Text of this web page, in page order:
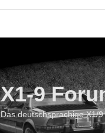
X1-9
Das deutschsprachige X1/